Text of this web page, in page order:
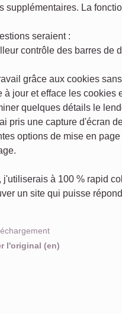
supplémentaires. La
seraient :
contrôle des barres de
grâce aux cookies
à jour et efface les
quelques détails le
pris une capture d'écran
options de mise en
j'utiliserais à 100 % rapid
un site qui puisse
l'original (en)